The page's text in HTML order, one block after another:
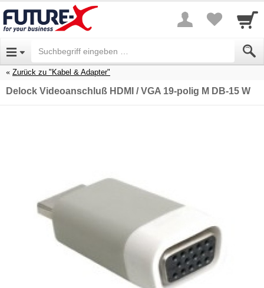
Zurück zu "Kabel & Adapter"
Delock Videoanschluß HDMI / VGA 19-polig M DB-15 W